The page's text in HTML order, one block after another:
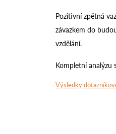
Pozitivní zpětná
závazkem do
vzdělání.
Kompletní analýzu
Výsledky